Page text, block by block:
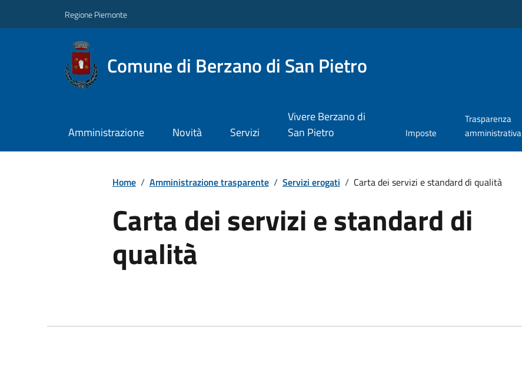
Regione Piemonte
Comune di Berzano di San Pietro
Amministrazione Novità Servizi
Vivere Berzano di
San Pietro
Imposte
Trasparenza
amministrativa
Home / Amministrazione trasparente / Servizi erogati / Carta dei servizi e standard di qualità
Carta dei servizi e standard di
qualità